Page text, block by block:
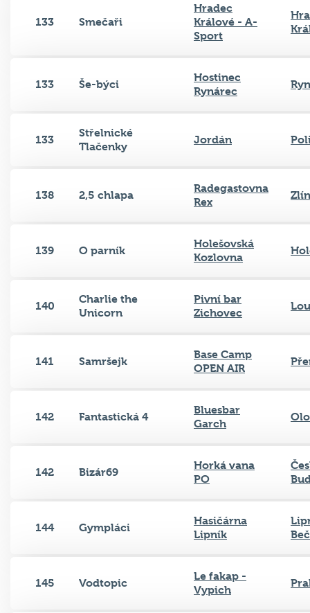
133 Smečaři
Hradec
Králové - A-
Sport
133 Še-býci
Hostinec
Rynárec
133
Střelnické
Tlačenky
Jordán
138 2,5 chlapa
Radegastovna
Rex
Zlín
139 O parník
Holešovská
Kozlovna
140
Charlie the
Unicorn
Pivní bar
Zichovec
141 Samršejk
Base Camp
OPEN AIR
142 Fantastická 4
Bluesbar
Garch
142 Bizár69
Horká vana
PO
144 Gympláci
Hasičárna
Lipník
145 Vodtopic
Le fakap -
Vypich